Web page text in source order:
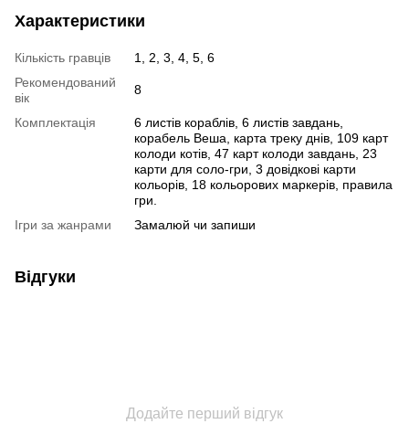
Характеристики
Кількість гравців
1, 2, 3, 4, 5, 6
Рекомендований
вік
8
Комплектація
6 листів кораблів, 6 листів завдань,
корабель Веша, карта треку днів, 109 карт
колоди котів, 47 карт колоди завдань, 23
карти для соло-гри, 3 довідкові карти
кольорів, 18 кольорових маркерів, правила
гри.
Ігри за жанрами
Замалюй чи запиши
Відгуки
Додайте перший відгук